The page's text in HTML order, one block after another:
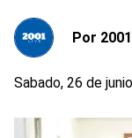
Por
Sabado, 26 de